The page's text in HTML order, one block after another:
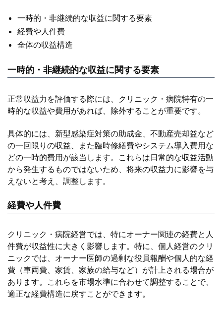
一時的・非継続的な収益に関する要素
経費や人件費
全体の収益構造
一時的・非継続的な収益に関する要素
正常収益力を評価する際には、クリニック・病院特有の一
時的な収益や費用があれば、除外することが重要です。
具体的には、新型感染症対策の助成金、不動産売却益など
の一回限りの収益、また臨時修繕費やシステム導入費用な
どの一時的費用が該当します。これらは日常的な収益活動
から発生するものではないため、将来の収益力に影響を与
えないと考え、調整します。
経費や人件費
クリニック・病院経営では、特にオーナー関連の経費と人
件費が収益性に大きく影響します。特に、個人経営のクリ
ニックでは、オーナー医師の過剰な役員報酬や個人的な経
費（車両費、家賃、家族の給与など）が計上される場合が
あります。これらを市場水準に合わせて調整することで、
適正な経費構造に戻すことができます。